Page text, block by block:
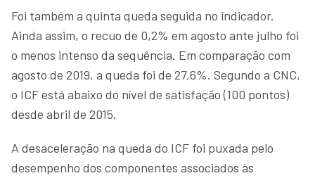
Foi também a quinta queda seguida no indicador.
Ainda assim, o recuo de 0,2% em agosto ante julho foi
o menos intenso da sequência. Em comparação com
agosto de 2019, a queda foi de 27,6%. Segundo a CNC,
o ICF está abaixo do nível de satisfação (100 pontos)
desde abril de 2015.
A desaceleração na queda do ICF foi puxada pelo
desempenho dos componentes associados às